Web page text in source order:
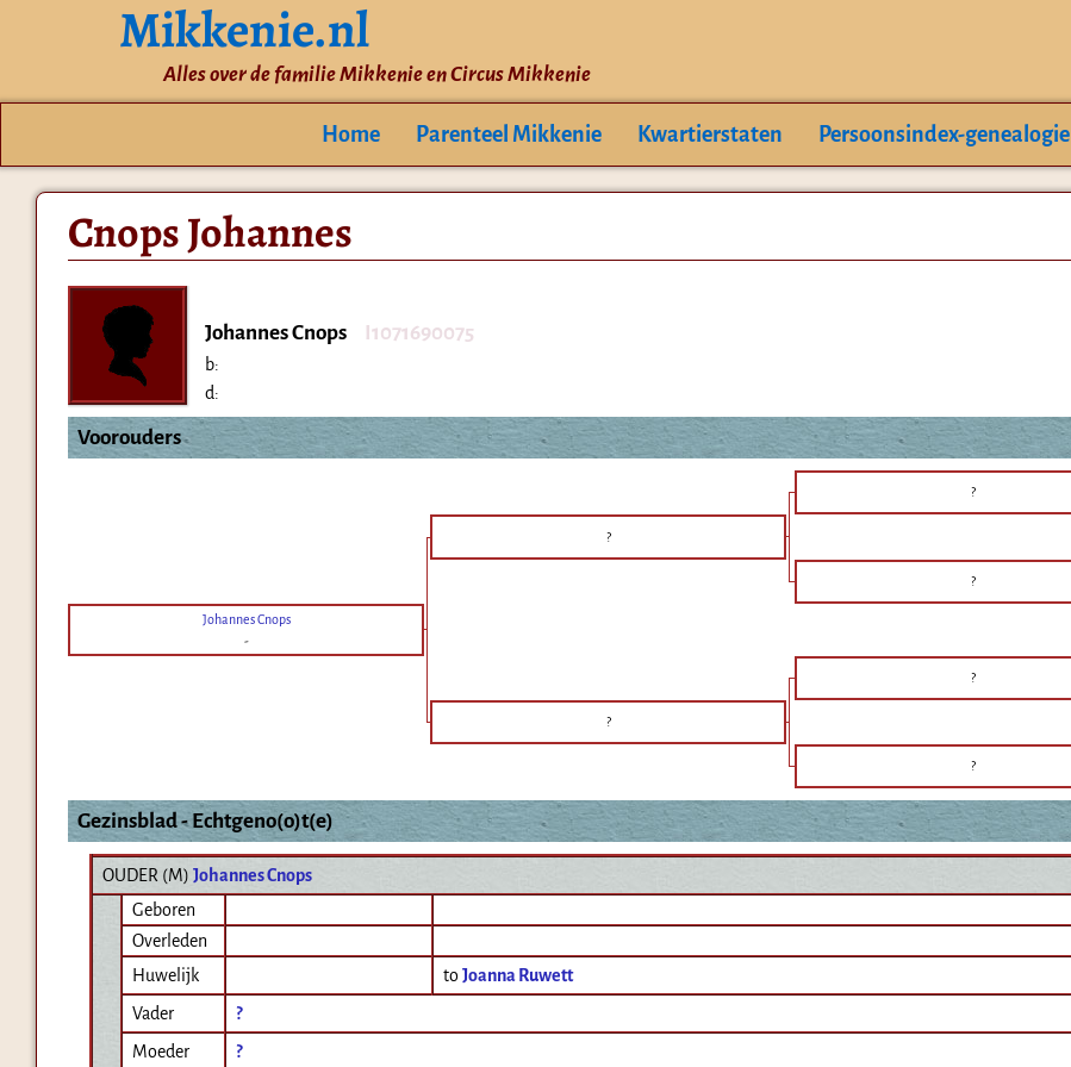
Mikkenie.nl
Alles over de familie Mikkenie en Circus Mikkenie
Home Parenteel Mikkenie Kwartierstaten Persoonsindex-genealogie
Cnops Johannes
Johannes Cnops I1071690075
b:
d:
Voorouders
?
?
?
Johannes Cnops
-
?
?
?
Gezinsblad - Echtgeno(o)t(e)
OUDER (M) Johannes Cnops
Geboren
Overleden
Huwelijk
toJoanna Ruwett
Vader
?
Moeder
?